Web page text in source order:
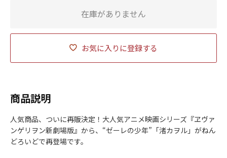
お気に入りに登録する
在庫がありません
商品説明
人気商品、ついに再販決定！大人気アニメ映画シリーズ『ヱヴァ
ンゲリヲン新劇場版』から、“ゼーレの少年”「渚カヲル」がねん
どろいどで再登場です。